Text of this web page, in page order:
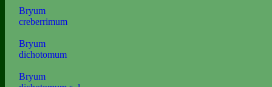
Bryum
creberrimum
Bryum
dichotomum
Bryum